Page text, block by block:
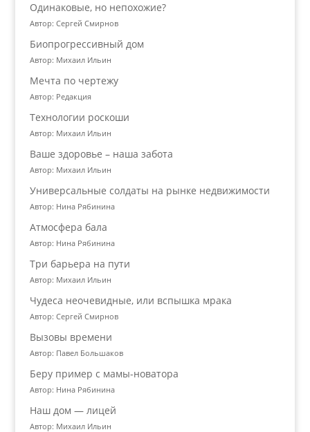
Одинаковые, но непохожие?
Автор: Сергей Смирнов
Биопрогрессивный дом
Автор: Михаил Ильин
Мечта по чертежу
Автор: Редакция
Технологии роскоши
Автор: Михаил Ильин
Ваше здоровье – наша забота
Автор: Михаил Ильин
Универсальные солдаты на рынке недвижимости
Автор: Нина Рябинина
Атмосфера бала
Автор: Нина Рябинина
Три барьера на пути
Автор: Михаил Ильин
Чудеса неочевидные, или вспышка мрака
Автор: Сергей Смирнов
Вызовы времени
Автор: Павел Большаков
Беру пример с мамы-новатора
Автор: Нина Рябинина
Наш дом — лицей
Автор: Михаил Ильин